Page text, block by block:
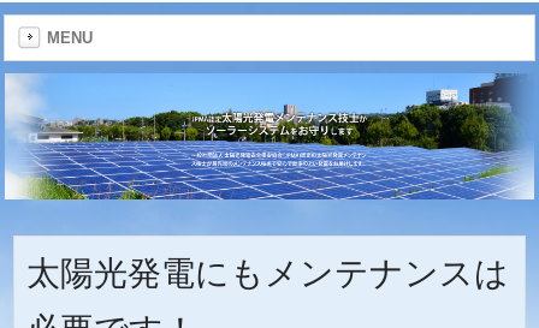
MENU
太陽光発電にもメンテナンスは